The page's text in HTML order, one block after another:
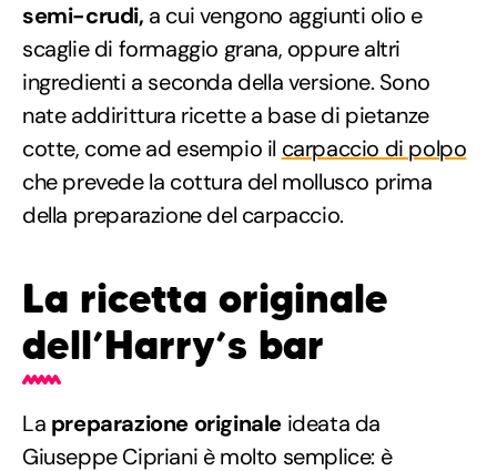
semi-crudi, a cui vengono aggiunti olio e
scaglie di formaggio grana, oppure altri
ingredienti a seconda della versione. Sono
nate addirittura ricette a base di pietanze
cotte, come ad esempio il carpaccio di polpo
che prevede la cottura del mollusco prima
della preparazione del carpaccio.
La ricetta originale
dell’Harry’s bar
La preparazione originale ideata da
Giuseppe Cipriani è molto semplice: è